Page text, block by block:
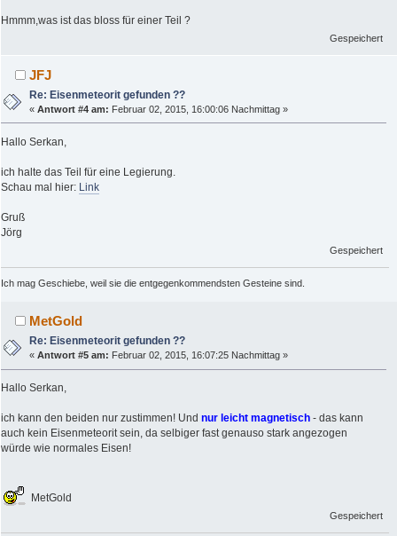
Hmmm,was ist das bloss für einer Teil ?
Gespeichert
JFJ
Re: Eisenmeteorit gefunden ??
«Antwort #4 am: Februar 02, 2015, 16:00:06 Nachmittag »
Hallo Serkan,
ich halte das Teil für eine Legierung.
Schau mal hier: Link
Gruß
Jörg
Gespeichert
Ich mag Geschiebe, weil sie die entgegenkommendsten Gesteine sind.
MetGold
Re: Eisenmeteorit gefunden ??
«Antwort #5 am: Februar 02, 2015, 16:07:25 Nachmittag »
Hallo Serkan,
ich kann den beiden nur zustimmen! Und nur leicht magnetisch - das kann
auch kein Eisenmeteorit sein, da selbiger fast genauso stark angezogen
würde wie normales Eisen!
MetGold
Gespeichert